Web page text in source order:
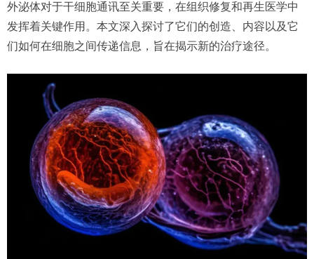
外泌体对于干细胞通讯至关重要，在组织修复和再生医学中
发挥着关键作用。本文深入探讨了它们的创造、内容以及它
们如何在细胞之间传递信息，旨在揭示新的治疗途径。